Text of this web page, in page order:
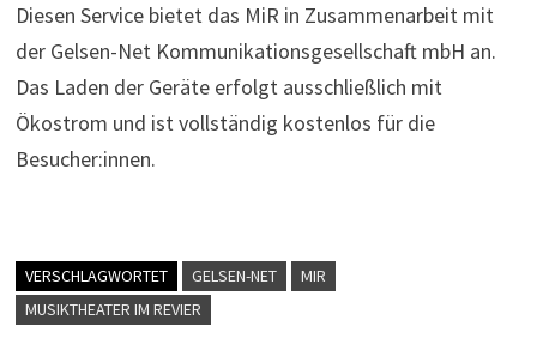
Diesen Service bietet das MiR in Zusammenarbeit mit
der Gelsen-Net Kommunikationsgesellschaft mbH an.
Das Laden der Geräte erfolgt ausschließlich mit
Ökostrom und ist vollständig kostenlos für die
Besucher:innen.
VERSCHLAGWORTET GELSEN-NET
MIR
MUSIKTHEATER IM REVIER